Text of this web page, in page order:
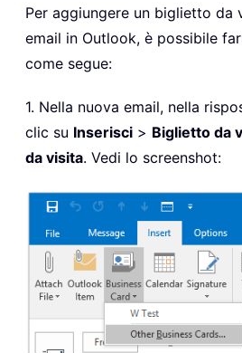
Per aggiungere un biglietto da
email in Outlook, è possibile
come segue:
1. Nella nuova email, nella
clic su Inserisci > Biglietto da
da visita. Vedi lo screenshot: